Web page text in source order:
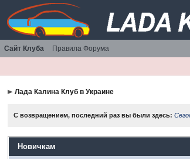
Сайт Клуба Правила Форума
Лада Калина Клуб в Украине
С возвращением, последний раз вы были здесь:
Новичкам